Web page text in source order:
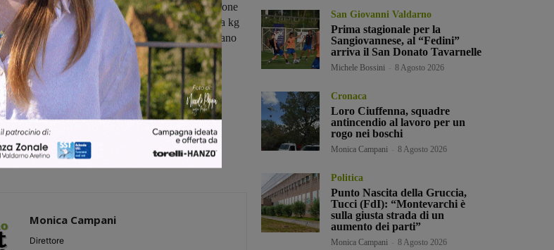
anno, in media si evita l’acquisto di oltre 1 milione
(e la conseguente produzione di oltre 52mila kg
circa 2 milioni di litri d’acqua e si risparmiano
famiglia.
Monica Campani
Direttore
San Giovanni Valdarno
Prima stagionale per la
Sangiovannese, al “Fedini”
arriva il San Donato Tavarnelle
Michele Bossini 8 Agosto 2026
Cronaca
Loro Ciuffenna, squadre
antincendio al lavoro per un
rogo nei boschi
Monica Campani 8 Agosto 2026
Politica
Punto Nascita della Gruccia,
Tucci (FdI): “Montevarchi è
sulla giusta strada di un
aumento dei parti”
Monica Campani 8 Agosto 2026